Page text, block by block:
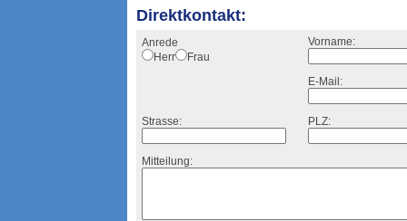
Direktkontakt:
Anrede
Herr
Frau
Vorname:
E-Mail:
Strasse: PLZ:
Mitteilung: